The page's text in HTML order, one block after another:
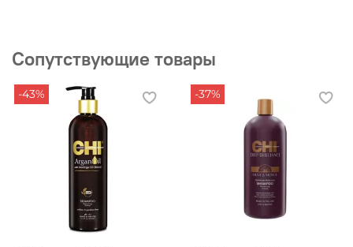
Сопутствующие товары
-43% -37%